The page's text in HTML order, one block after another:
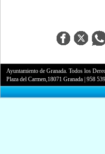
Ayuntamiento de Granada. Todos los
Plaza del Carmen,18071 Granada |958